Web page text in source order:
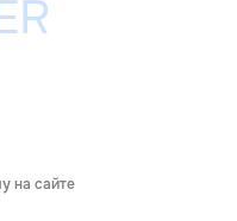
на сайте